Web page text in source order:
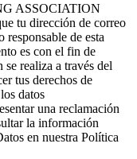
ASSOCIATION
tu dirección de correo
de esta
es con el fin de
realiza a través del
tus derechos de
datos
una reclamación
la información
en nuestra Política